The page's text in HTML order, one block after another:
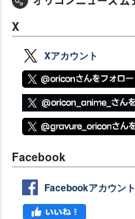
X
Xアカウント
Facebook
Facebookアカウント